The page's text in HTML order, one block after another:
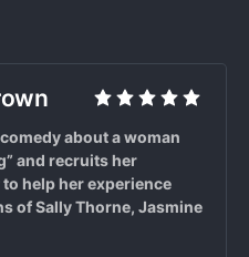
about a woman
and recruits her
help her experience
of Sally Thorne, Jasmine